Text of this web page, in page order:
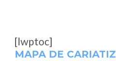
[lwptoc]
MAPA DE CARIATIZ